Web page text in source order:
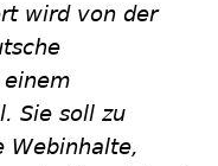
wird von der
Sie soll zu
Webinhalte,